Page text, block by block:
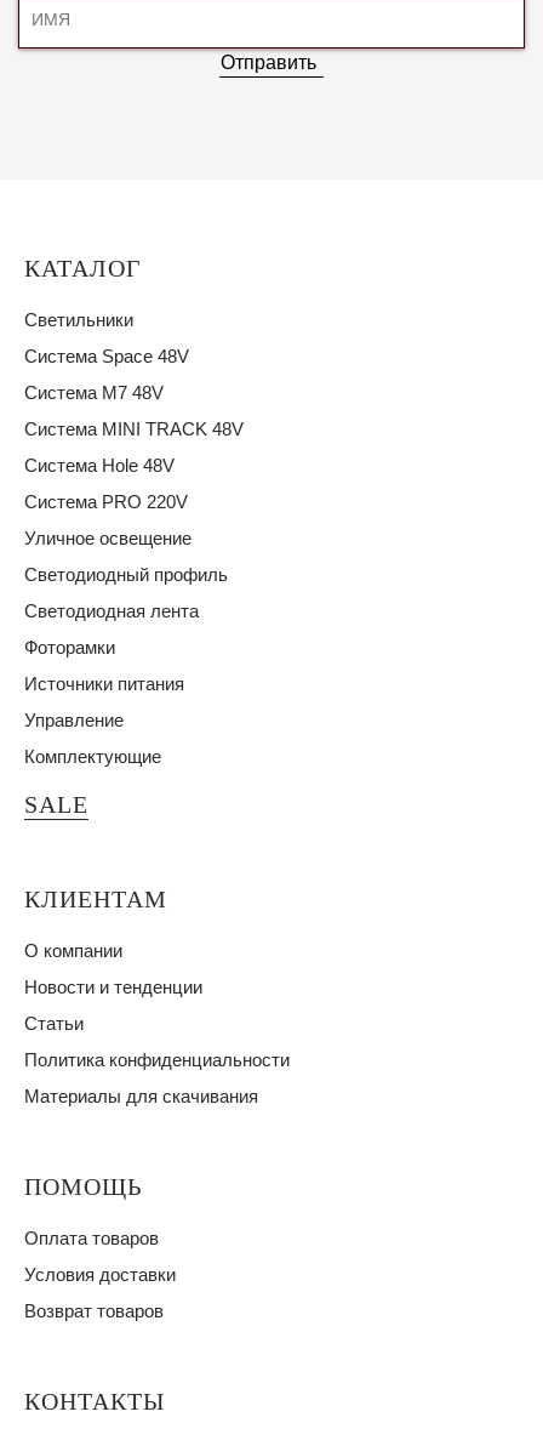
Отправить
КАТАЛОГ
Светильники
Система Space 48V
Система M7 48V
Система MINI TRACK 48V
Система Hole 48V
Система PRO 220V
Уличное освещение
Светодиодный профиль
Светодиодная лента
Фоторамки
Источники питания
Управление
Комплектующие
SALE
КЛИЕНТАМ
О компании
Новости и тенденции
Статьи
Политика конфиденциальности
Материалы для скачивания
ПОМОЩЬ
Оплата товаров
Условия доставки
Возврат товаров
КОНТАКТЫ